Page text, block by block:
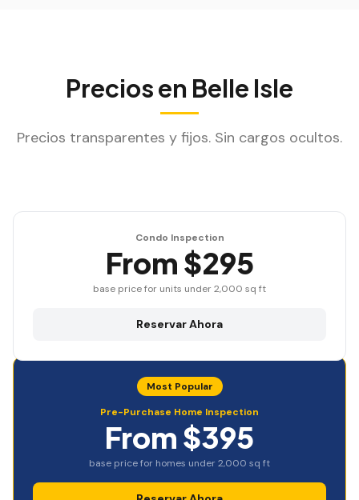
Precios en Belle Isle
Precios transparentes y fijos. Sin cargos ocultos.
Condo Inspection
From $295
base price for units under 2,000 sq ft
Reservar Ahora
Most Popular
Pre-Purchase Home Inspection
From $395
base price for homes under 2,000 sq ft